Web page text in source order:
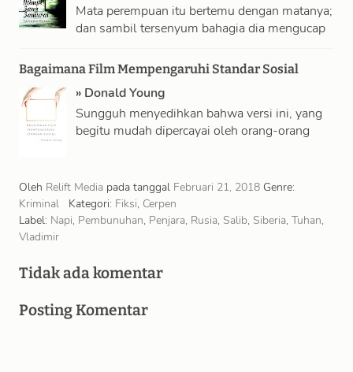
Mata perempuan itu bertemu dengan matanya;
dan sambil tersenyum bahagia dia mengucap
kembali ke Kyōto? …
Bagaimana Film Mempengaruhi Standar Sosial
» Donald Young
Sungguh menyedihkan bahwa versi ini, yang
begitu mudah dipercayai oleh orang-orang
Oleh Relift Media pada tanggal Februari 21, 2018 Genre:
Kriminal
Kategori: Fiksi, Cerpen
Label: Napi, Pembunuhan, Penjara, Rusia, Salib, Siberia, Tuhan,
Vladimir
Tidak ada komentar
Posting Komentar